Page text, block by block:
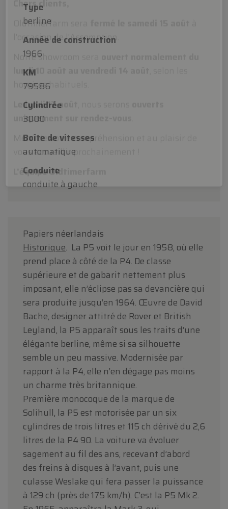
Type
berline
Année de construction
1966
KM
79586
Cylindrée
3000
Boîte de vitesses
automatique
Conduite
conduite à gauche
Papiers néerlandais
Historique. La P5 voit le jour en 1958, où elle
prend place à côté de la P4. De classe
supérieure et de gabarit nettement plus
imposant, elle n’éclipse pas sa devancière qui
sera produite jusqu’en 1964. Œuvre de David
Bache, designer attitré de Rover et British
Leyland, la P5 apparaît sous les traits d’une
élégante berline, même si sa silhouette
semble un peu massive. Modernisée par
rapport à la P4, elle n’en dégage pas moins
un charme très britannique.
Première monocoque de la marque de
Solihull, la P5 est motorisée par un six
cylindres de trois litres et 115 ch dérivé du 2,6
litres de la P4 90. La voiture va évoluer
sagement au fil des ans, recevant d’abord
des freins à disques à l’avant, puis une
culasse Weslake qui fera passer la puissance
à 129 ch (près de 175 km/h). C’est la P5 Mk 2.
Oldtimerfarm
Chers clients,
Oldtimerfarm sera
l'occasion de l'Assomption.
Notre showroom sera
lundi 10 août au vendredi 14 août
horaires habituels.
Le lundi 17 août
uniquement sur rendez-vous
Merci de votre compréhension et au plaisir de